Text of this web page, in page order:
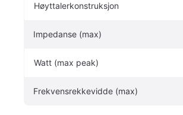
Høyttalerkonstruksjon
Impedanse (max)
Watt (max peak)
Frekvensrekkevidde (max)